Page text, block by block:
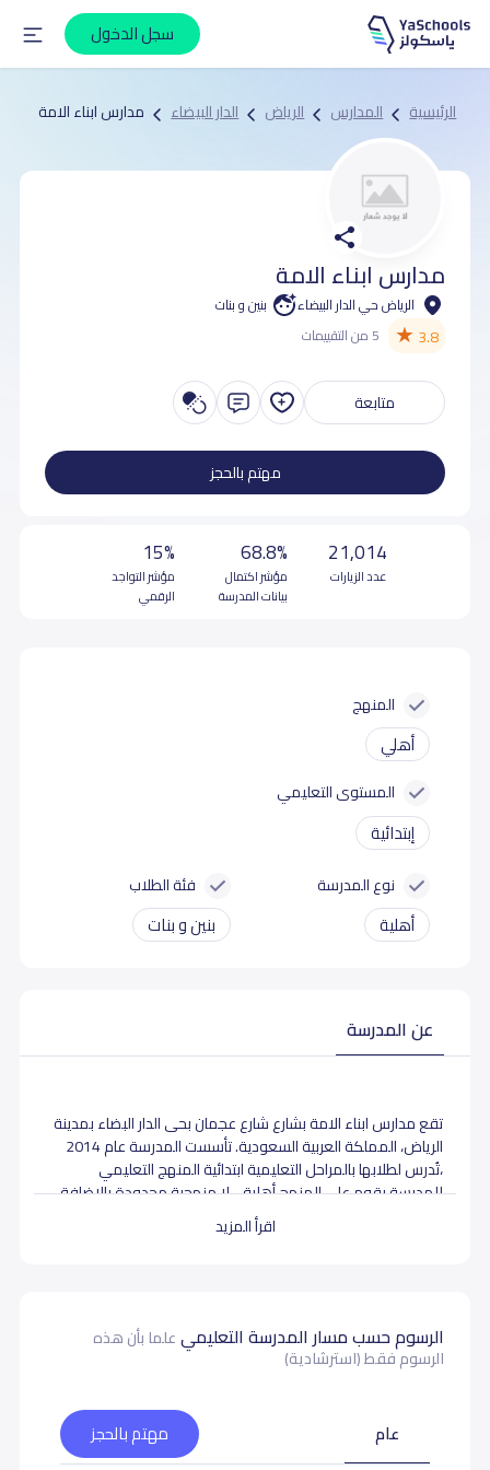
سجل الدخول
الرئيسية المدارس الرياض الدار البيضاء مدارس ابناء الامة
مدارس ابناء الامة
الرياض حي الدار البيضاء بنين و بنات
3.8
★ 5 من التقييمات
متابعة
مهتم بالحجز
21,014
عدد الزيارات
68.8%
مؤشر اكتمال
بيانات المدرسة
15%
مؤشر التواجد
الرقمي
المنهج
أهلي
المستوى التعليمي
إبتدائية
نوع المدرسة
أهلية
فئة الطلاب
بنين و بنات
عن المدرسة
اقرأ المزيد
تقع مدارس ابناء الامة بشارع شارع عجمان بحى الدار البضاء بمدينة
الرياض، المملكة العربية السعودية. تأسست المدرسة عام 2014
،تُدرس لطلابها بالمراحل التعليمية ابتدائية المنهج التعليمي
للمدرسة يقوم على المنهج أهلية - لا منهجية محدودة بالإضافة
الى المنهج الموضوع من قبل وزارة التعليم السعودية لمادتي
اللغة العربية والتربية الإسلامية.
الرسوم حسب مسار المدرسة التعليميعلما بأن هذه
الرسوم فقط (استرشادية)
عام مهتم بالحجز